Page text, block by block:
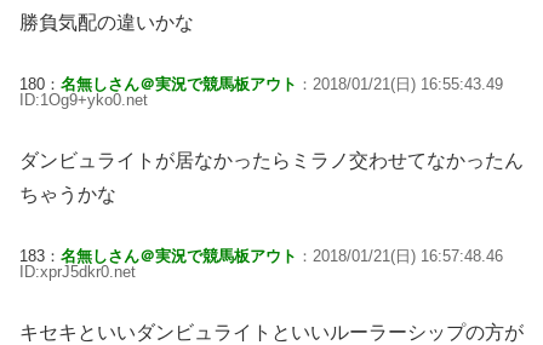
勝負気配の違いかな
180： 名無しさん＠実況で競馬板アウト ：2018/01/21(日) 16:55:43.49
ID:1Og9+yko0.net
ダンビュライトが居なかったらミラノ交わせてなかったん
ちゃうかな
183： 名無しさん＠実況で競馬板アウト ：2018/01/21(日) 16:57:48.46
ID:xprJ5dkr0.net
キセキといいダンビュライトといいルーラーシップの方が